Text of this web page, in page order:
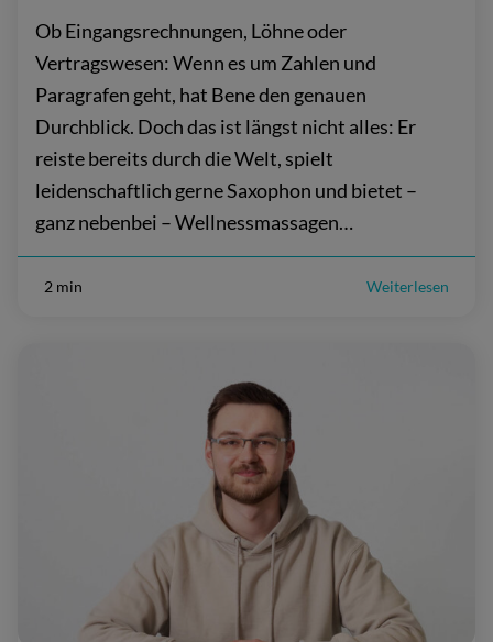
Ob Eingangsrechnungen, Löhne oder
Vertragswesen: Wenn es um Zahlen und
Paragrafen geht, hat Bene den genauen
Durchblick. Doch das ist längst nicht alles: Er
reiste bereits durch die Welt, spielt
leidenschaftlich gerne Saxophon und bietet –
ganz nebenbei – Wellnessmassagen…
2 min Weiterlesen